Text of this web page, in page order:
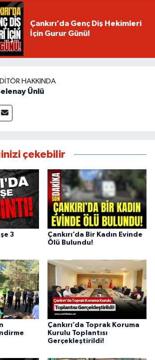
Çankırı’da Genç Diş Hekimleri
İçin Gurur Günü!
HAKKINDA
Ünlü
çekebilir
3
Çankırı’da Bir Kadın Evinde
Ölü Bulundu!
Çankırı’da Toprak Koruma
Kurulu Toplantısı
Gerçekleştirildi!